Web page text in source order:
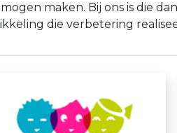
maken. Bij ons is die
die verbetering